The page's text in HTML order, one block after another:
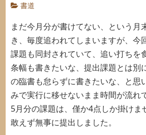
書道
まだ今月分が書けてない、という月
き、毎度追われてしまいますが、今
課題も同封されていて、追い打ちを
条幅も書きたいな、提出課題とは別
の臨書も怠らずに書きたいな、と思
みで実行に移せないまま時間が流れ
5月分の課題は、僅か4点しか掛けま
敢えず無事に提出しました。